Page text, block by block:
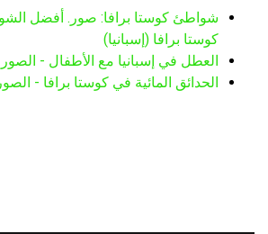
شواطئ كوستا برافا: صور. أفضل
كوستا برافا (إسبانيا)
العطل في إسبانيا مع الأطفال -
الحدائق المائية في كوستا برافا -